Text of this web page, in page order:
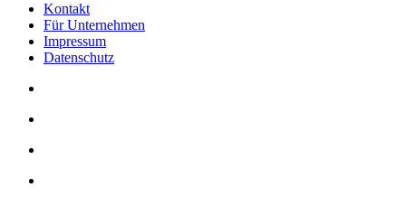
Kontakt
Für Unternehmen
Impressum
Datenschutz